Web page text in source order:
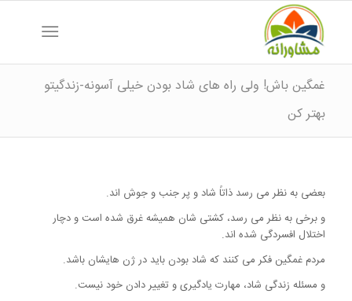
غمگین باش! ولی راه های شاد بودن خیلی آسونه-زندگیتو
بهتر کن
بعضی به نظر می رسد ذاتاً شاد و پر جنب و جوش اند.
و برخی به نظر می رسد، کشتی شان همیشه غرق شده است و دچار
اختلال افسردگی شده اند.
مردم غمگین فکر می کنند که شاد بودن باید در ژن هایشان باشد.
و مسئله زندگی شاد، مهارت یادگیری و تغییر دادن خود نیست.